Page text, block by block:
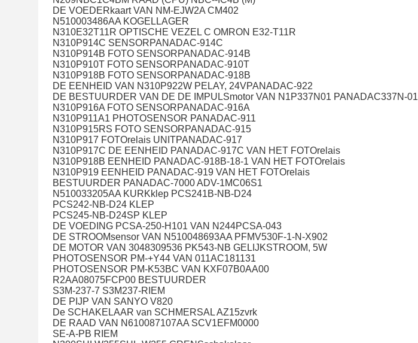
DE VOEDERkaart VAN NM-EJW2A CM402
N510003486AA KOGELLAGER
N310E32T11R OPTISCHE VEZEL C OMRON E32-T11R
N310P914C SENSORPANADAC-914C
N310P914B FOTO SENSORPANADAC-914B
N310P910T FOTO SENSORPANADAC-910T
N310P918B FOTO SENSORPANADAC-918B
DE EENHEID VAN N310P922W PELAY, 24VPANADAC-922
DE BESTUURDER VAN DE DE IMPULSmotor VAN N1P337N01 PANADAC337N-01
N310P916A FOTO SENSORPANADAC-916A
N310P911A1 PHOTOSENSOR PANADAC-911
N310P915RS FOTO SENSORPANADAC-915
N310P917 FOTOrelais UNITPANADAC-917
N310P917C DE EENHEID PANADAC-917C VAN HET FOTOrelais
N310P918B EENHEID PANADAC-918B-18-1 VAN HET FOTOrelais
N310P919 EENHEID PANADAC-919 VAN HET FOTOrelais
BESTUURDER PANADAC-7000 ADV-1MC06S1
N510033205AA KURKklep PCS241B-NB-D24
PCS242-NB-D24 KLEP
PCS245-NB-D24SP KLEP
DE VOEDING PCSA-250-H101 VAN N244PCSA-043
DE STROOMsensor VAN N510048693AA PFMV530F-1-N-X902
DE MOTOR VAN 3048309536 PK543-NB GELIJKSTROOM, 5W
PHOTOSENSOR PM-+Y44 VAN 011AC181131
PHOTOSENSOR PM-K53BC VAN KXF07B0AA00
R2AA08075FCP00 BESTUURDER
S3M-237-7 S3M237-RIEM
DE PIJP VAN SANYO V820
De SCHAKELAAR van SCHMERSAL AZ15zvrk
DE RAAD VAN N610087107AA SCV1EFM0000
SE-A-PB RIEM